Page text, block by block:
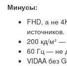
Минусы:
FHD, а не
источников.
200 кд/м²
60 Гц — не
VIDAA без